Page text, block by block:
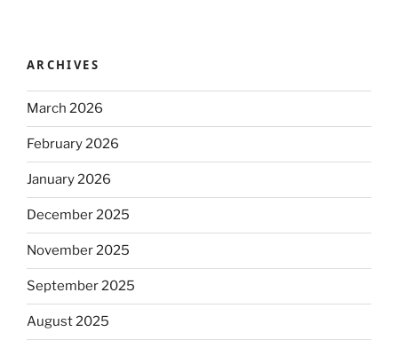
ARCHIVES
March 2026
February 2026
January 2026
December 2025
November 2025
September 2025
August 2025